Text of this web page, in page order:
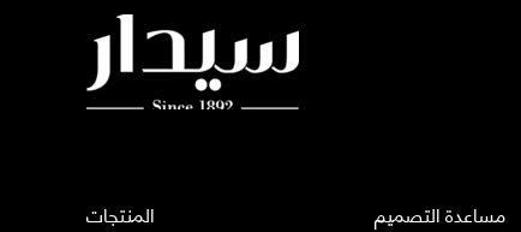
المنتجات مساعدة التصميم